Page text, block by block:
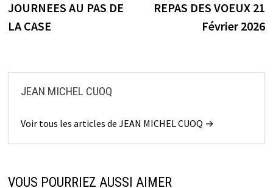
de
précédente :
JOURNEES AU PAS DE
LA CASE
REPAS DES VOEUX 21
Février 2026
JEAN MICHEL CUOQ
Voir tous les articles de JEAN MICHEL CUOQ →
VOUS POURRIEZ AUSSI AIMER